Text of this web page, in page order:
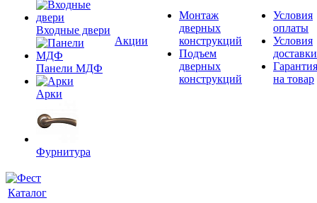
Входные двери
Панели МДФ
Арки
Фурнитура
Акции
Монтаж
дверных
конструкций
Подъем
дверных
конструкций
Условия
оплаты
Условия
доставки
Гарантия
на товар
Каталог